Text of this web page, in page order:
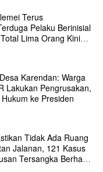
Terus
Pelaku Berinisial
Lima Orang Kini
Karendan: Warga
Lakukan Pengrusakan,
ke Presiden
Tidak Ada Ruang
Jalanan, 121 Kasus
Tersangka Berhasil